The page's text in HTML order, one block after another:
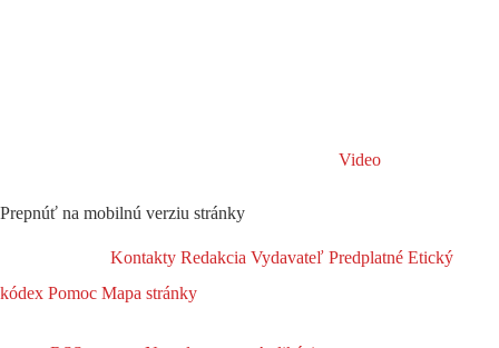
Video
Prepnúť na mobilnú verziu stránky
Kontakty Redakcia Vydavateľ Predplatné Etický
kódex Pomoc Mapa stránky